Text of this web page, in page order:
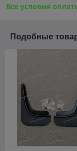
Все условия
Подобные